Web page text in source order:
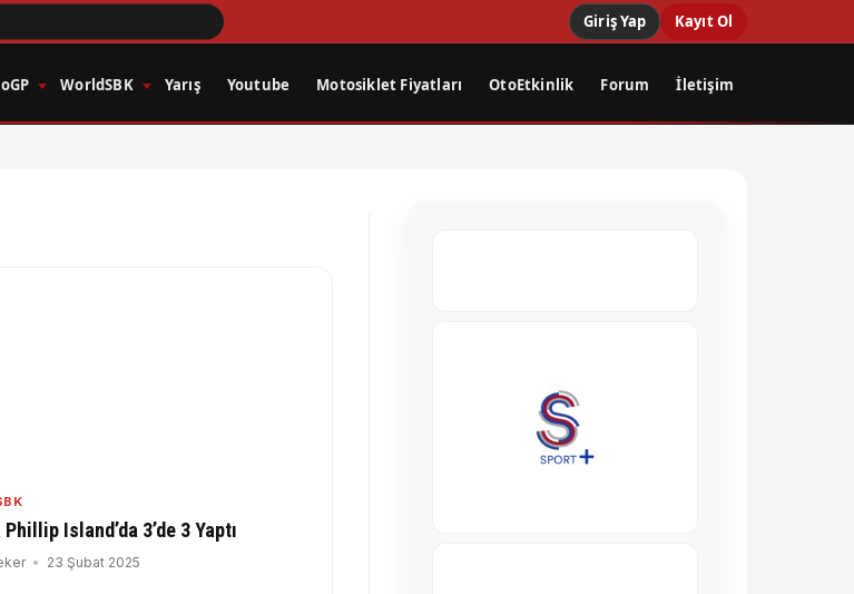
Giriş Yap Kayıt Ol
WorldSBK Yarış Youtube Motosiklet Fiyatları OtoEtkinlik Forum İletişim
Island’da 3’de 3 Yaptı
23 Şubat 2025